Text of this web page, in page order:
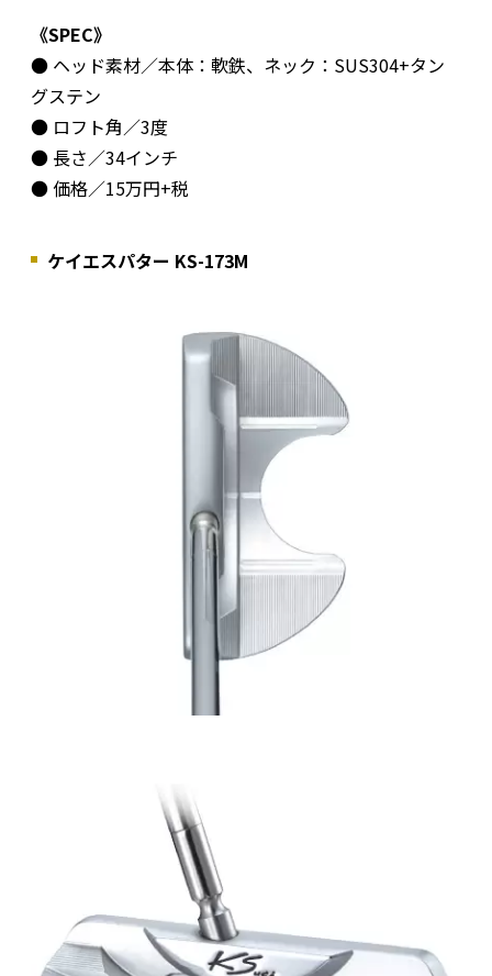
《SPEC》
● ヘッド素材／本体：軟鉄、ネック：SUS304+タン
グステン
● ロフト角／3度
● 長さ／34インチ
● 価格／15万円+税
ケイエスパター KS-173M